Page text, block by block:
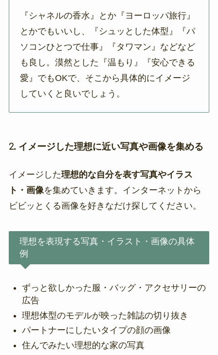
『シャネルの香水』とか『ヨーロッパ旅行』
とかでもいいし、『シュッとした体型』『パ
ソコンひとつで仕事』『タワマン』などなど
も良し。漠然とした『温もり』『安心できる
愛』でもOKで、そこから具体的にイメージ
していくと良いでしょう。
2. イメージした理想に近い写真や画像を集める
イメージした理想的な自分を表す写真やイラス
ト・画像を集めていきます。インターネットから
ビビッとくる画像を好きなだけ探してください。
理想を表現する写真・イラスト・画像の具体
例
ずっと欲しかった服・バッグ・アクセサリーの
広告
理想体型のモデルが映った雑誌の切り抜き
パートナーにしたいタイプの顔の画像
住んでみたい理想的な家の写真